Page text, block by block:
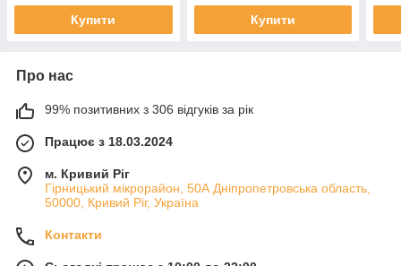
Купити Купити
Про нас
99% позитивних з 306 відгуків за рік
Працює з 18.03.2024
м. Кривий Ріг
Гірницький мікрорайон, 50А Дніпропетровська область,
50000, Кривий Ріг, Україна
Контакти